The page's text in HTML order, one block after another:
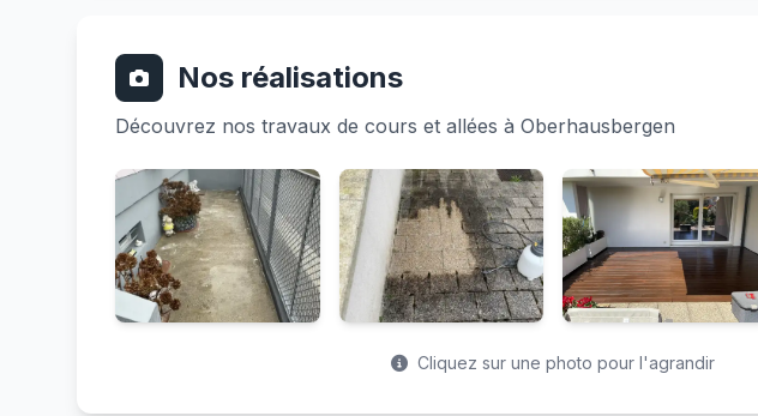
Nos réalisations
Découvrez nos travaux de cours et allées à Oberhausbergen
Cliquez sur une photo pour l'agrandir